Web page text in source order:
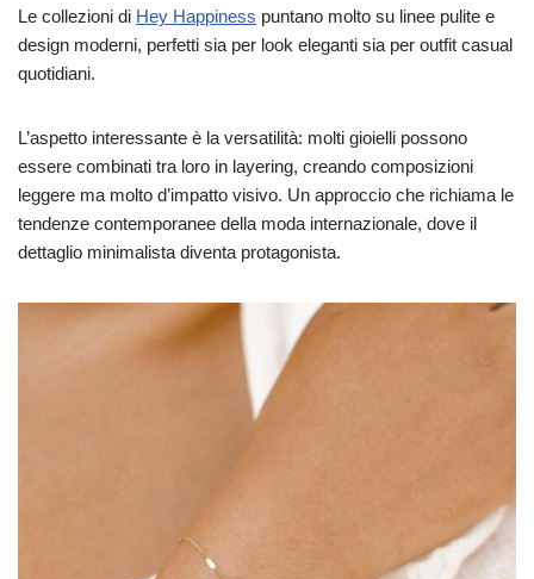
Le collezioni di Hey Happiness puntano molto su linee pulite e
design moderni, perfetti sia per look eleganti sia per outfit casual
quotidiani.
L’aspetto interessante è la versatilità: molti gioielli possono
essere combinati tra loro in layering, creando composizioni
leggere ma molto d’impatto visivo. Un approccio che richiama le
tendenze contemporanee della moda internazionale, dove il
dettaglio minimalista diventa protagonista.